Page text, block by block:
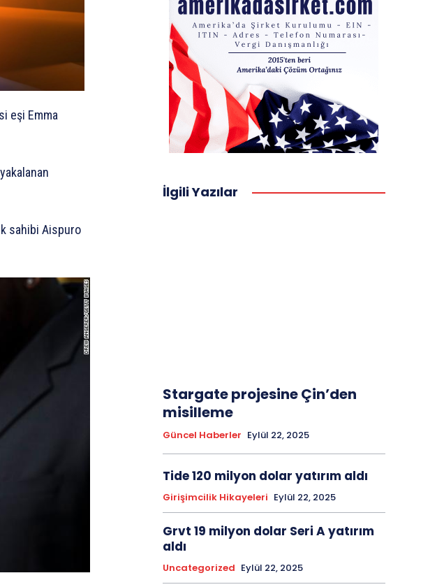
eşi Emma
sahibi Aispuro
İlgili Yazılar
Stargate projesine Çin’den
misilleme
Güncel Haberler Eylül 22, 2025
Tide 120 milyon dolar yatırım aldı
Girişimcilik Hikayeleri Eylül 22, 2025
Grvt 19 milyon dolar Seri A yatırım
aldı
Uncategorized Eylül 22, 2025